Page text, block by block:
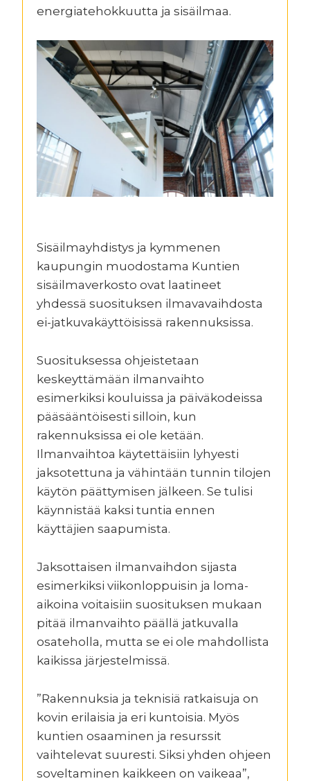
energiatehokkuutta ja sisäilmaa.
Sisäilmayhdistys ja kymmenen
kaupungin muodostama Kuntien
sisäilmaverkosto ovat laatineet
yhdessä suosituksen ilmavavaihdosta
ei-jatkuvakäyttöisissä rakennuksissa.
Suosituksessa ohjeistetaan
keskeyttämään ilmanvaihto
esimerkiksi kouluissa ja päiväkodeissa
pääsääntöisesti silloin, kun
rakennuksissa ei ole ketään.
Ilmanvaihtoa käytettäisiin lyhyesti
jaksotettuna ja vähintään tunnin tilojen
käytön päättymisen jälkeen. Se tulisi
käynnistää kaksi tuntia ennen
käyttäjien saapumista.
Jaksottaisen ilmanvaihdon sijasta
esimerkiksi viikonloppuisin ja loma-
aikoina voitaisiin suosituksen mukaan
pitää ilmanvaihto päällä jatkuvalla
osateholla, mutta se ei ole mahdollista
kaikissa järjestelmissä.
”Rakennuksia ja teknisiä ratkaisuja on
kovin erilaisia ja eri kuntoisia. Myös
kuntien osaaminen ja resurssit
vaihtelevat suuresti. Siksi yhden ohjeen
soveltaminen kaikkeen on vaikeaa”,